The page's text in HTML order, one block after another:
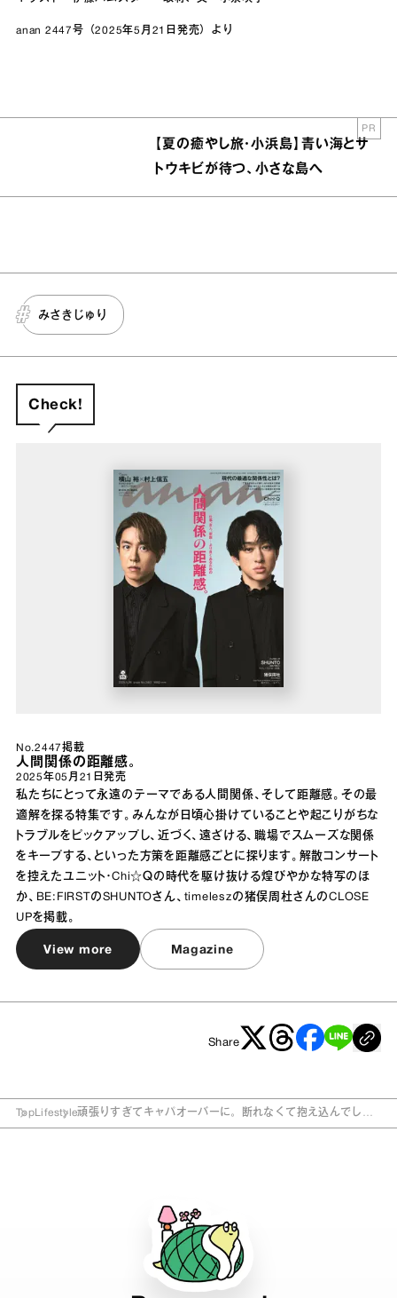
anan 2447号（2025年5月21日発売）より
【夏の癒やし旅・小浜島】青い海とサ
トウキビが待つ、小さな島へ
PR
みさきじゅり
Check!
No.2447掲載
人間関係の距離感。
2025年05月21日 発売
私たちにとって永遠のテーマである人間関係、そして距離感。その最
適解を探る特集です。みんなが日頃心掛けていることや起こりがちな
トラブルをピックアップし、近づく、遠ざける、職場でスムーズな関係
をキープする、といった方策を距離感ごとに探ります。解散コンサート
を控えたユニット・Chi☆Ｑの時代を駆け抜ける煌びやかな特写のほ
か、BE:FIRSTのSHUNTOさん、timeleszの猪俣周杜さんのCLOSE
UPを掲載。
View more Magazine
Share
Top Lifestyle頑張りすぎてキャパオーバーに。断れなくて抱え込んでしま